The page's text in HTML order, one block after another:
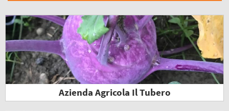
Azienda Agricola Il Tubero